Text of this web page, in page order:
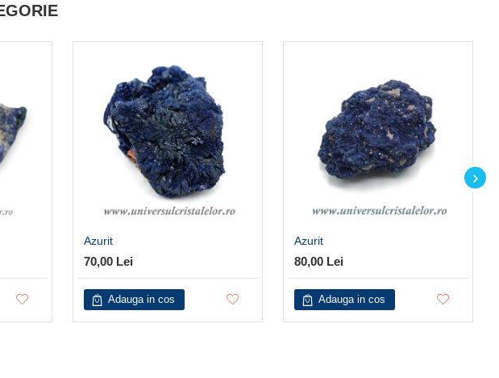
Azurit
70,00 Lei
Adauga in cos
Azurit
80,00 Lei
Adauga in cos